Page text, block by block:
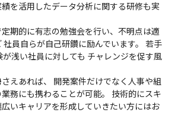
を活用したデータ分析に関する研修も実
期的に有志の勉強会を行い、不明点は適
員自らが自己研鑽に励んでいます。 若手
浅い社員に対しても チャレンジを促す風
えあれば、 開発案件だけでなく人事や組
務にも携わることが可能。 技術的にスキ
いキャリアを形成していきたい方にはお